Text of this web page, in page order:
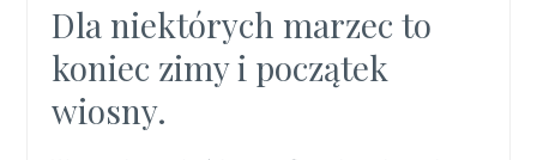
Dla niektórych marzec to
koniec zimy i początek
wiosny.